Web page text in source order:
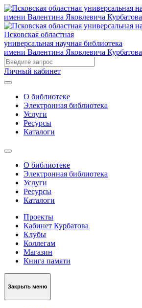
Псковская областная
универсальная научная библиотека
имени Валентина Яковлевича Курбатова
Личный кабинет
О библиотеке
Электронная библиотека
Услуги
Ресурсы
Каталоги
О библиотеке
Электронная библиотека
Услуги
Ресурсы
Каталоги
Проекты
Кабинет Курбатова
Клубы
Коллегам
Магазин
Книга памяти
Закрыть меню